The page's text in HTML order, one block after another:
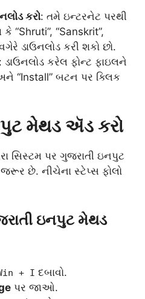
કરો: તમે ઇન્ટરનેટ પરથી
“Shruti”, “Sanskrit”,
ડાઉનલોડ કરી શકો છો.
ડાઉનલોડ કરેલ ફોન્ટ ફાઇલને
“Install” બટન પર ક્લિક
મેથડ ઍડ કરો
સિસ્ટમ પર ગુજરાતી ઇનપુટ
છે. નીચેના સ્ટેપ્સ ફોલો
ઇનપુટ મેથડ
+ I દબાવો.
પર જાઓ.